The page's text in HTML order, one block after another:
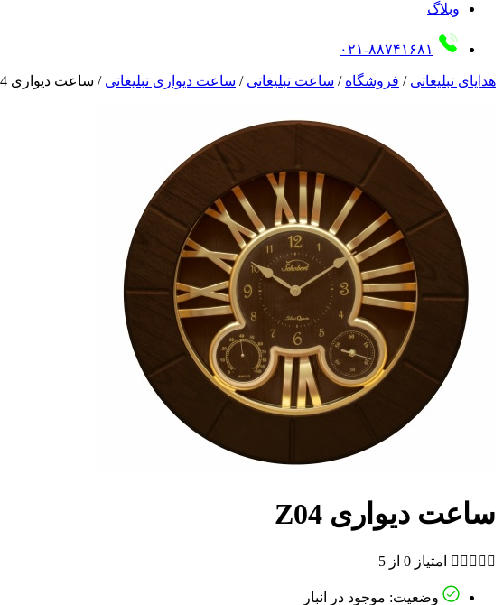
وبلاگ
۰۲۱-۸۸۷۴۱۶۸۱
هدایای تبلیغاتی / فروشگاه / ساعت تبلیغاتی / ساعت دیواری تبلیغاتی / ساعت دیواری Z04
ساعت دیواری Z04
     امتیاز 0 از 5
وضعیت: موجود در انبار